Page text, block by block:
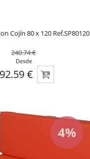
Cojín 80 x 120 Ref.SP80120
240.74 €
Desde
€
4%